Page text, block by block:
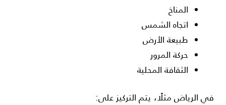
المناخ
اتجاه الشمس
طبيعة الأرض
حركة المرور
الثقافة المحلية
في الرياض مثلًا، يتم التركيز على: